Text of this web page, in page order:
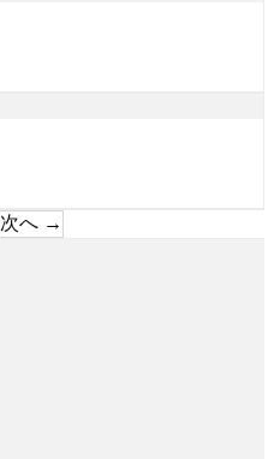
次へ →